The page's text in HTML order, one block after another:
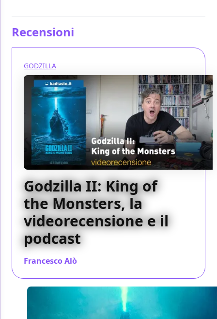
Recensioni
GODZILLA
Godzilla II: King of
the Monsters, la
videorecensione e il
podcast
Francesco Alò